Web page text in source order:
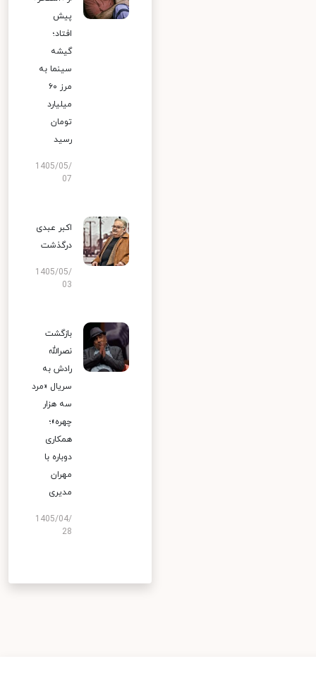
پیش
افتاد؛
گیشه
سینما به
مرز ۶۰
میلیارد
تومان
رسید
1405/05/
07
اکبر عبدی
درگذشت
1405/05/
03
بازگشت
نصرالله
رادش به
سریال «مرد
سه هزار
چهره»؛
همکاری
دوباره با
مهران
مدیری
1405/04/
28